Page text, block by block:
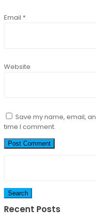
Email *
Website
Save my name, email,
time I comment.
Recent Posts